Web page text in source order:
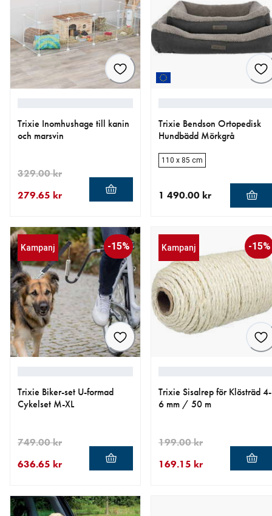
Trixie Inomhushage till kanin
och marsvin
279.65 kr
329.00 kr
Trixie Bendson Ortopedisk
Hundbädd Mörkgrå
110 x 85 cm
1 490.00 kr
Kampanj -15%
Trixie Biker-set U-formad
Cykelset M-XL
636.65 kr
749.00 kr
Kampanj -15%
Trixie Sisalrep för Klösträd 4-
6 mm / 50 m
169.15 kr
199.00 kr